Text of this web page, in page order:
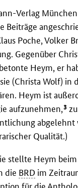
Verlag
Beiträge
Poche, Volker
Gegenüber
Heym, er
(Christa Wolf) in
Heym ist
aufzunehmen,3
abgelehnt
Qualität.)
stellte Heym beim
die BRD im